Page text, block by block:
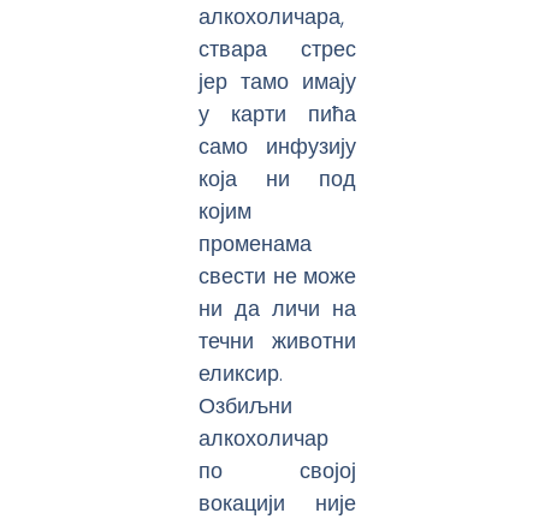
алкохоличара,
ствара стрес
јер тамо имају
у карти пића
само инфузију
која ни под
којим
променама
свести не може
ни да личи на
течни животни
еликсир.
Озбиљни
алкохоличар
по својој
вокацији није